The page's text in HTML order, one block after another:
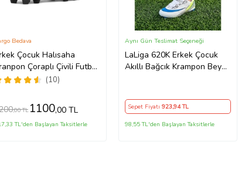
Çocuk Halısaha
Çoraplı Çivili Futbol
Ayakkabısı F35KR
(10)
Bedava
,00 TL 1100,00 TL
TL'den Başlayan Taksitlerle
LaLiga 620K Erkek Çocuk
Akıllı Bağcık Krampon Beyaz
Aynı Gün Teslimat Seçeneği
Sepet Fiyatı923,94 TL
98,55 TL'den Başlayan Taksitlerle